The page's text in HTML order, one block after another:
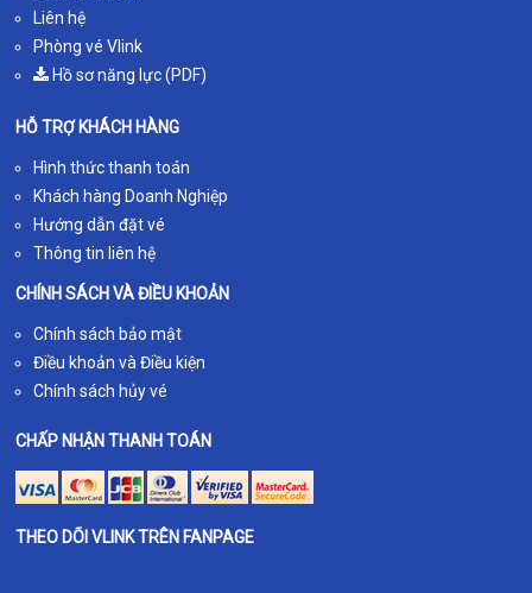
Liên hệ
Phòng vé Vlink
Hồ sơ năng lực (PDF)
HỖ TRỢ KHÁCH HÀNG
Hình thức thanh toán
Khách hàng Doanh Nghiệp
Hướng dẫn đặt vé
Thông tin liên hệ
CHÍNH SÁCH VÀ ĐIỀU KHOẢN
Chính sách bảo mật
Điều khoản và Điều kiện
Chính sách hủy vé
CHẤP NHẬN THANH TOÁN
THEO DÕI VLINK TRÊN FANPAGE